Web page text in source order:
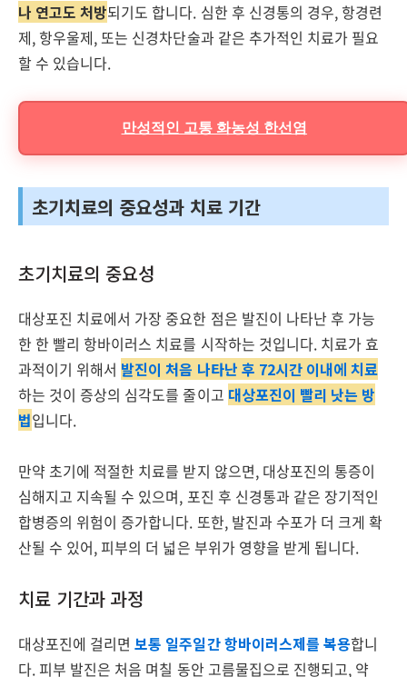
나 연고도 처방되기도 합니다. 심한 후 신경통의 경우, 항경련
제, 항우울제, 또는 신경차단술과 같은 추가적인 치료가 필요
할 수 있습니다.
만성적인 고통 화농성 한선염
초기치료의 중요성과 치료 기간
초기치료의 중요성
대상포진 치료에서 가장 중요한 점은 발진이 나타난 후 가능
한 한 빨리 항바이러스 치료를 시작하는 것입니다. 치료가 효
과적이기 위해서 발진이 처음 나타난 후 72시간 이내에 치료
하는 것이 증상의 심각도를 줄이고 대상포진이 빨리 낫는 방
법입니다.
만약 초기에 적절한 치료를 받지 않으면, 대상포진의 통증이
심해지고 지속될 수 있으며, 포진 후 신경통과 같은 장기적인
합병증의 위험이 증가합니다. 또한, 발진과 수포가 더 크게 확
산될 수 있어, 피부의 더 넓은 부위가 영향을 받게 됩니다.
치료 기간과 과정
대상포진에 걸리면보통 일주일간 항바이러스제를 복용합니
다. 피부 발진은 처음 며칠 동안 고름물집으로 진행되고, 약